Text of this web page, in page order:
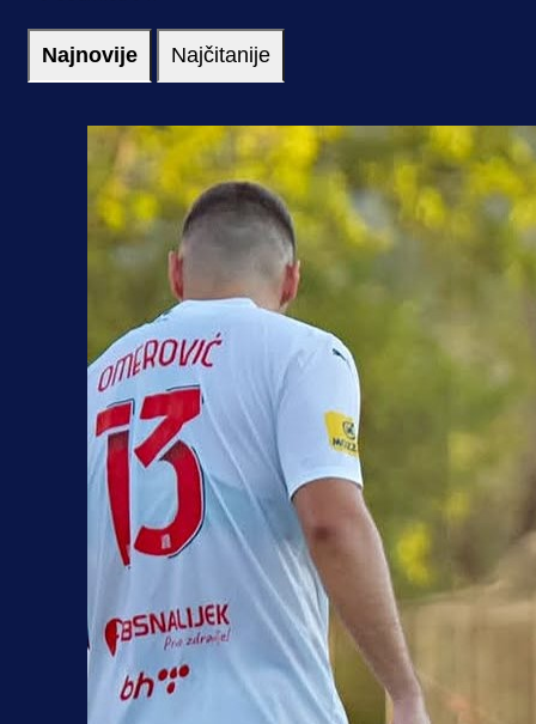
Najnovije Najčitanije